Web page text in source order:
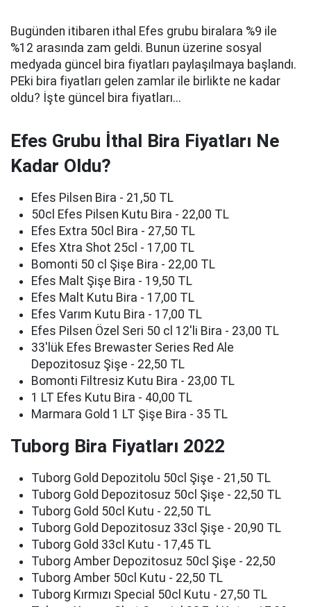
Bugünden itibaren ithal Efes grubu biralara %9 ile
%12 arasında zam geldi. Bunun üzerine sosyal
medyada güncel bira fiyatları paylaşılmaya başlandı.
PEki bira fiyatları gelen zamlar ile birlikte ne kadar
oldu? İşte güncel bira fiyatları...
Efes Grubu İthal Bira Fiyatları Ne
Kadar Oldu?
Efes Pilsen Bira - 21,50 TL
50cl Efes Pilsen Kutu Bira - 22,00 TL
Efes Extra 50cl Bira - 27,50 TL
Efes Xtra Shot 25cl - 17,00 TL
Bomonti 50 cl Şişe Bira - 22,00 TL
Efes Malt Şişe Bira - 19,50 TL
Efes Malt Kutu Bira - 17,00 TL
Efes Varım Kutu Bira - 17,00 TL
Efes Pilsen Özel Seri 50 cl 12'li Bira - 23,00 TL
33'lük Efes Brewaster Series Red Ale
Depozitosuz Şişe - 22,50 TL
Bomonti Filtresiz Kutu Bira - 23,00 TL
1 LT Efes Kutu Bira - 40,00 TL
Marmara Gold 1 LT Şişe Bira - 35 TL
Tuborg Bira Fiyatları 2022
Tuborg Gold Depozitolu 50cl Şişe - 21,50 TL
Tuborg Gold Depozitosuz 50cl Şişe - 22,50 TL
Tuborg Gold 50cl Kutu - 22,50 TL
Tuborg Gold Depozitosuz 33cl Şişe - 20,90 TL
Tuborg Gold 33cl Kutu - 17,45 TL
Tuborg Amber Depozitosuz 50cl Şişe - 22,50
Tuborg Amber 50cl Kutu - 22,50 TL
Tuborg Kırmızı Special 50cl Kutu - 27,50 TL